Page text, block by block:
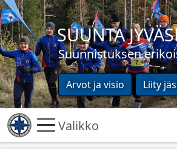
SUUNTA
Suunnistuksen
Arvot ja visio Liity
Valikko